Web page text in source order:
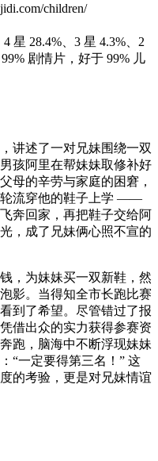
children/
星 28.4%、3 星 4.3%、2
剧情片，好于 99% 儿
讲述了一对兄妹围绕一双
孩阿里在帮妹妹取修补好
母的辛劳与家庭的困窘，
轮流穿他的鞋子上学 ——
奔回家，再把鞋子交给阿
，成了兄妹俩心照不宣的
，为妹妹买一双新鞋，然
影。当得知全市长跑比赛
到了希望。尽管错过了报
借出众的实力获得参赛资
跑，脑海中不断浮现妹妹
“一定要得第三名！” 这
的考验，更是对兄妹情谊